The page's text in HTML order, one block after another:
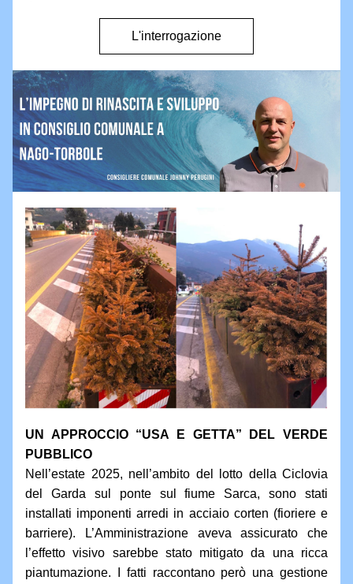
L'interrogazione
UN APPROCCIO “USA E GETTA” DEL VERDE
PUBBLICO
Nell’estate 2025, nell’ambito del lotto della Ciclovia
del Garda sul ponte sul fiume Sarca, sono stati
installati imponenti arredi in acciaio corten (fioriere e
barriere). L’Amministrazione aveva assicurato che
l’effetto visivo sarebbe stato mitigato da una ricca
piantumazione. I fatti raccontano però una gestione